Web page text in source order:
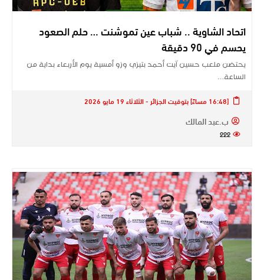
اتحاد الشاوية .. شباب عين تموشنت … حلم الصعود
يحسم في 90 دقيقة
يحتضن ملعب حسين آيت أحمد بتيزي وزو أمسية يوم الأربعاء بداية من
الساعة…
[16:48 مساءً] بتوقيت الجزائر - الثلاثاء 19 مايو 2026
ب.عبد المالك
222